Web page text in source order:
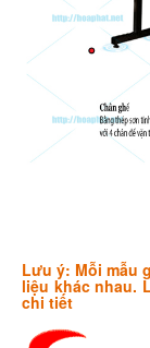
Lưu ý: Mỗi mẫu
liệu khác nhau.
chi tiết